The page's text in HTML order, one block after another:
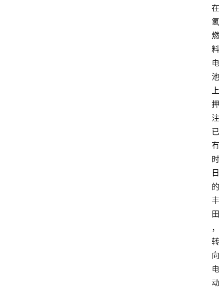
在
氢
燃
料
电
池
上
押
注
已
有
时
日
的
丰
田
，
转
向
电
动